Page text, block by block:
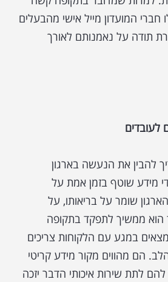
חברי המועדון מייל אישי מהבעלים
תודה על נאמנותם לאורך
לעובדים
להבין את הנעשה בארגון
מידע שוטף בזמן אמת על
שומר על בריאותו, על
הוא ממשיך לתפקד בתקופה
במגע עם הלקוחות צריכים
הם מהווים מקור מידע קריטי
לתת שירות איכותי הדבר יזכה